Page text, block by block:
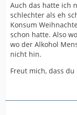
Auch das hatte ich
schlechter als eh
Konsum
schon hatte. Also
wo der Alkohol
nicht hin.
Freut mich, dass